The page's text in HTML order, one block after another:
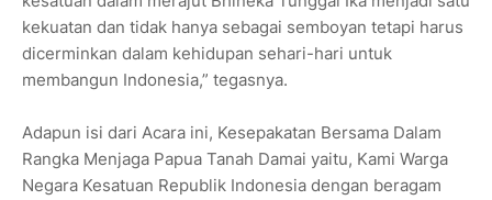
kekuatan dan tidak hanya sebagai semboyan tetapi harus
dicerminkan dalam kehidupan sehari-hari untuk
membangun Indonesia,” tegasnya.
Adapun isi dari Acara ini, Kesepakatan Bersama Dalam
Rangka Menjaga Papua Tanah Damai yaitu, Kami Warga
Negara Kesatuan Republik Indonesia dengan beragam